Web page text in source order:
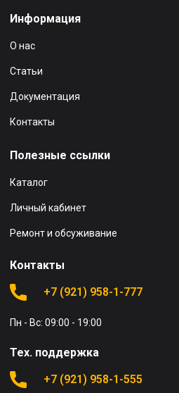
Информация
О нас
Статьи
Документация
Контакты
Полезные ссылки
Каталог
Личный кабинет
Ремонт и обсуживание
Контакты
+7 (921) 958-1-777
Пн - Вс: 09:00 - 19:00
Тех. поддержка
+7 (921) 958-1-555